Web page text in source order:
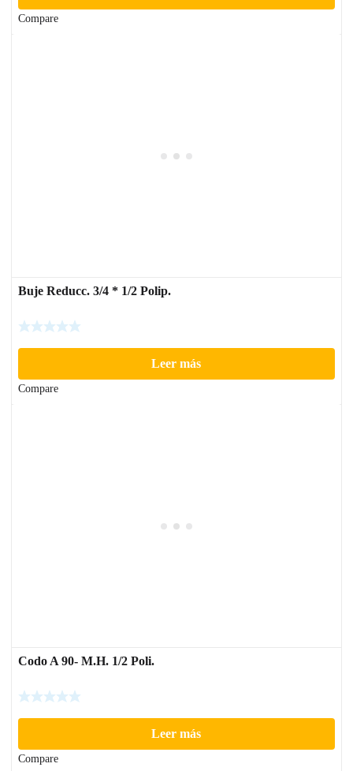
Compare
Buje Reducc. 3/4 * 1/2 Polip.
Leer más
Compare
Codo A 90- M.H. 1/2 Poli.
Leer más
Compare